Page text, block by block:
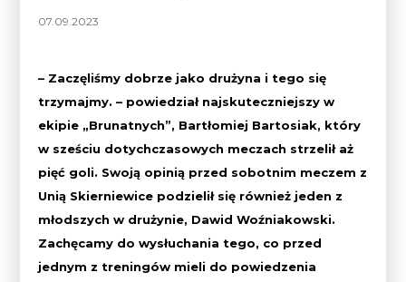
07.09.2023
– Zaczęliśmy dobrze jako drużyna i tego się
trzymajmy. – powiedział najskuteczniejszy w
ekipie „Brunatnych”, Bartłomiej Bartosiak, który
w sześciu dotychczasowych meczach strzelił aż
pięć goli. Swoją opinią przed sobotnim meczem z
Unią Skierniewice podzielił się również jeden z
młodszych w drużynie, Dawid Woźniakowski.
Zachęcamy do wysłuchania tego, co przed
jednym z treningów mieli do powiedzenia